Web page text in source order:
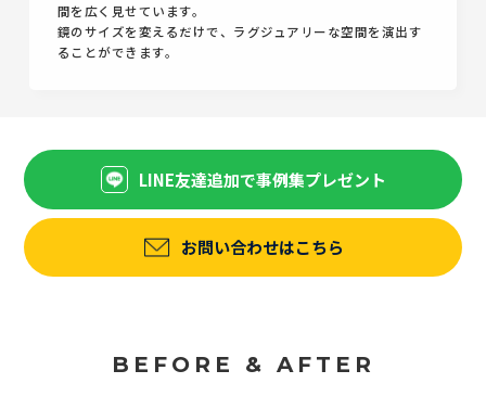
間を広く見せています。
鏡のサイズを変えるだけで、ラグジュアリーな空間を演出す
ることができます。
LINE友達追加で事例集プレゼント
お問い合わせはこちら
BEFORE & AFTER